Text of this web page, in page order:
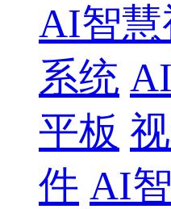
AI智慧
系统
平板
件 AI